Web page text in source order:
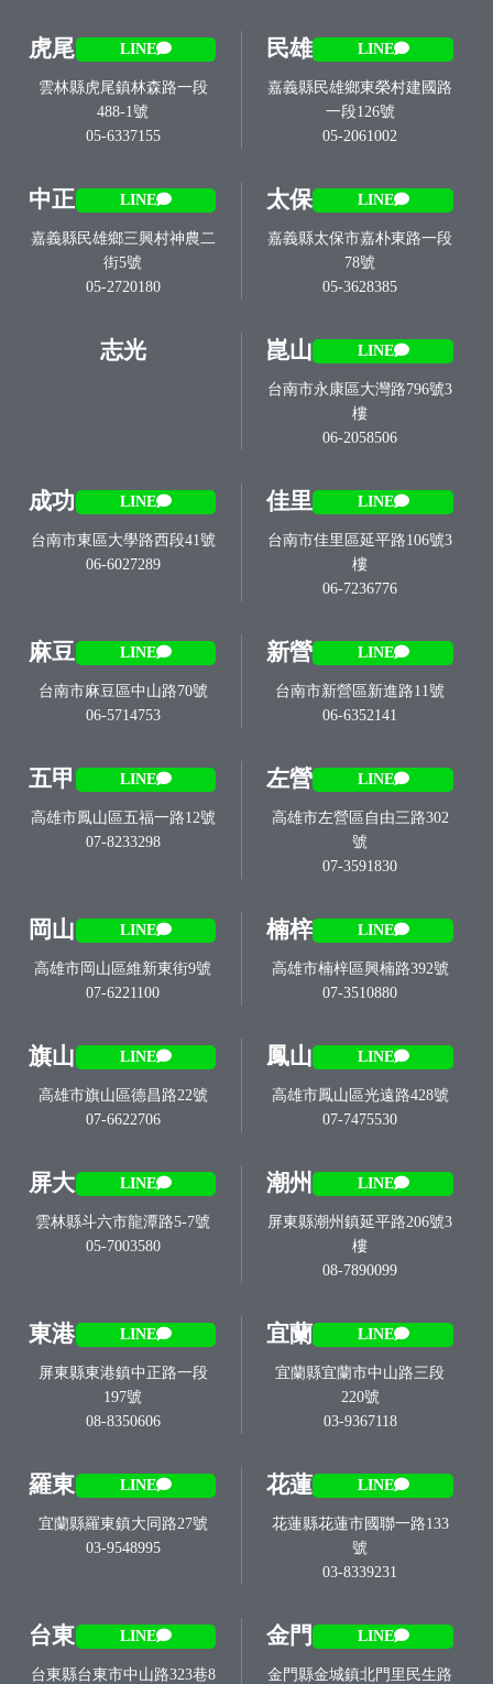
虎尾 LINE
雲林縣虎尾鎮林森路一段
488-1號
05-6337155
民雄 LINE
嘉義縣民雄鄉東榮村建國路
一段126號
05-2061002
中正 LINE
嘉義縣民雄鄉三興村神農二
街5號
05-2720180
太保 LINE
嘉義縣太保市嘉朴東路一段
78號
05-3628385
志光 崑山 LINE
台南市永康區大灣路796號3
樓
06-2058506
成功 LINE
台南市東區大學路西段41號
06-6027289
佳里 LINE
台南市佳里區延平路106號3
樓
06-7236776
麻豆 LINE
台南市麻豆區中山路70號
06-5714753
新營 LINE
台南市新營區新進路11號
06-6352141
五甲 LINE
高雄市鳳山區五福一路12號
07-8233298
左營 LINE
高雄市左營區自由三路302
號
07-3591830
岡山 LINE
高雄市岡山區維新東街9號
07-6221100
楠梓 LINE
高雄市楠梓區興楠路392號
07-3510880
旗山 LINE
高雄市旗山區德昌路22號
07-6622706
鳳山 LINE
高雄市鳳山區光遠路428號
07-7475530
屏大 LINE
雲林縣斗六市龍潭路5-7號
05-7003580
潮州 LINE
屏東縣潮州鎮延平路206號3
樓
08-7890099
東港 LINE
屏東縣東港鎮中正路一段
197號
08-8350606
宜蘭 LINE
宜蘭縣宜蘭市中山路三段
220號
03-9367118
羅東 LINE
宜蘭縣羅東鎮大同路27號
03-9548995
花蓮 LINE
花蓮縣花蓮市國聯一路133
號
03-8339231
台東 LINE
台東縣台東市中山路323巷8
金門 LINE
金門縣金城鎮北門里民生路